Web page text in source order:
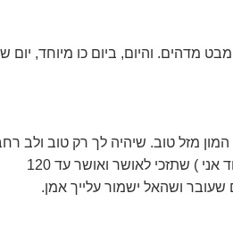
מדהים. והיום, ביום כו מיוחד, יום
מזל טוב. שיהיה לך רק טוב ולב
) שתזכי לאושר ואושר עד 120
ושהאל ישמור עלייך אמן.